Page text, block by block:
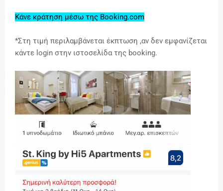
Κάνε κράτηση μέσω της Booking.com
*Στη τιμή περιλαμβάνεται έκπτωση ,αν δεν εμφανίζεται
κάντε login στην ιστοσελίδα της booking.